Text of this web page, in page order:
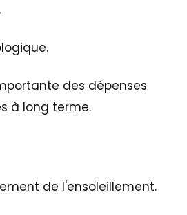
des dépenses
à long terme.
de l'ensoleillement.